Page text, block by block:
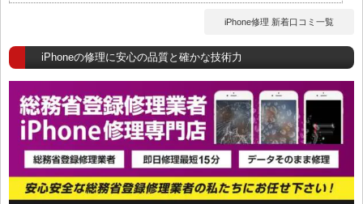
iPhone修理 新着口コミ一覧
iPhoneの修理に安心の品質と確かな技術力